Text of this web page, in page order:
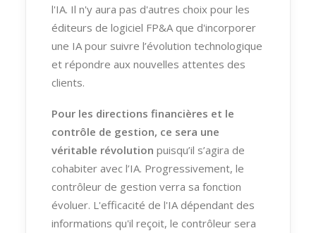
l'IA. Il n'y aura pas d'autres choix pour les
éditeurs de logiciel FP&A que d'incorporer
une IA pour suivre l’évolution technologique
et répondre aux nouvelles attentes des
clients.
Pour les directions financières et le
contrôle de gestion, ce sera une
véritable révolution puisqu’il s’agira de
cohabiter avec l’IA. Progressivement, le
contrôleur de gestion verra sa fonction
évoluer. L'efficacité de l'IA dépendant des
informations qu'il reçoit, le contrôleur sera